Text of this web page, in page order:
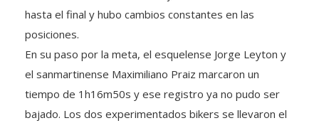
posiciones.
En su paso por la meta, el esquelense Jorge Leyton y
el sanmartinense Maximiliano Praiz marcaron un
tiempo de 1h16m50s y ese registro ya no pudo ser
bajado. Los dos experimentados bikers se llevaron el
triunfo en la general.